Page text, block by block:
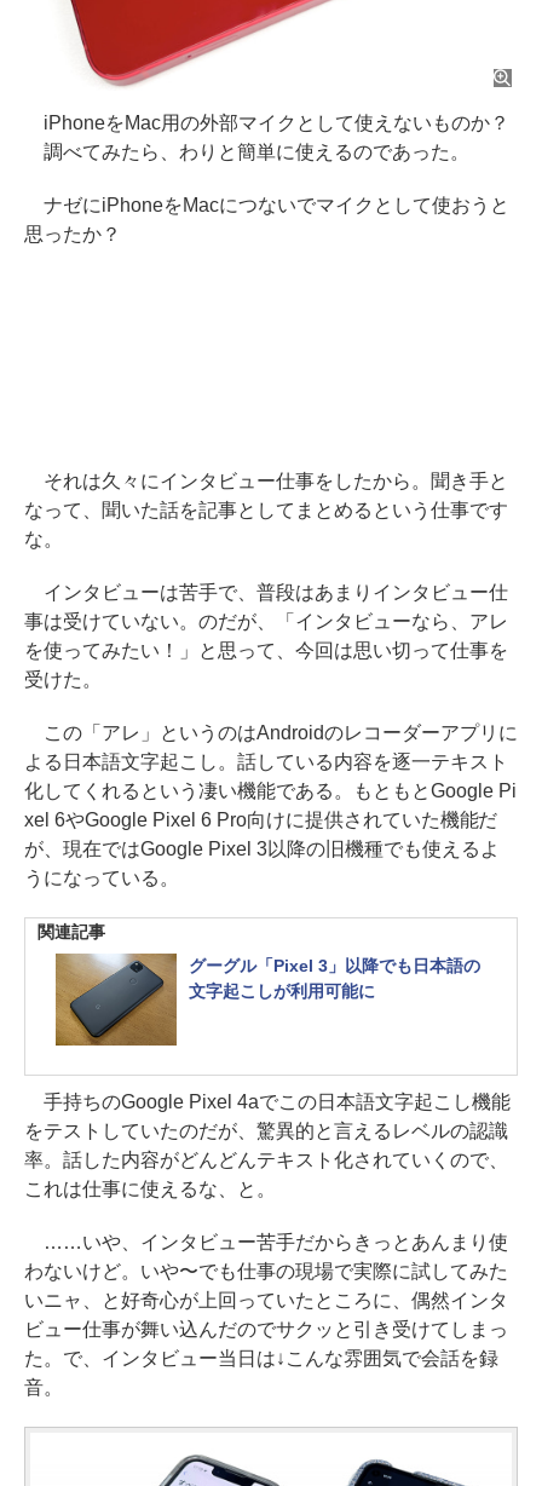
iPhoneをMac用の外部マイクとして使えないものか？
調べてみたら、わりと簡単に使えるのであった。
ナゼにiPhoneをMacにつないでマイクとして使おうと
思ったか？
それは久々にインタビュー仕事をしたから。聞き手と
なって、聞いた話を記事としてまとめるという仕事です
な。
インタビューは苦手で、普段はあまりインタビュー仕
事は受けていない。のだが、「インタビューなら、アレ
を使ってみたい！」と思って、今回は思い切って仕事を
受けた。
この「アレ」というのはAndroidのレコーダーアプリに
よる日本語文字起こし。話している内容を逐一テキスト
化してくれるという凄い機能である。もともとGoogle Pi
xel 6やGoogle Pixel 6 Pro向けに提供されていた機能だ
が、現在ではGoogle Pixel 3以降の旧機種でも使えるよ
うになっている。
関連記事
グーグル「Pixel 3」以降でも日本語の
文字起こしが利用可能に
手持ちのGoogle Pixel 4aでこの日本語文字起こし機能
をテストしていたのだが、驚異的と言えるレベルの認識
率。話した内容がどんどんテキスト化されていくので、
これは仕事に使えるな、と。
……いや、インタビュー苦手だからきっとあんまり使
わないけど。いや〜でも仕事の現場で実際に試してみた
いニャ、と好奇心が上回っていたところに、偶然インタ
ビュー仕事が舞い込んだのでサクッと引き受けてしまっ
た。で、インタビュー当日は↓こんな雰囲気で会話を録
音。